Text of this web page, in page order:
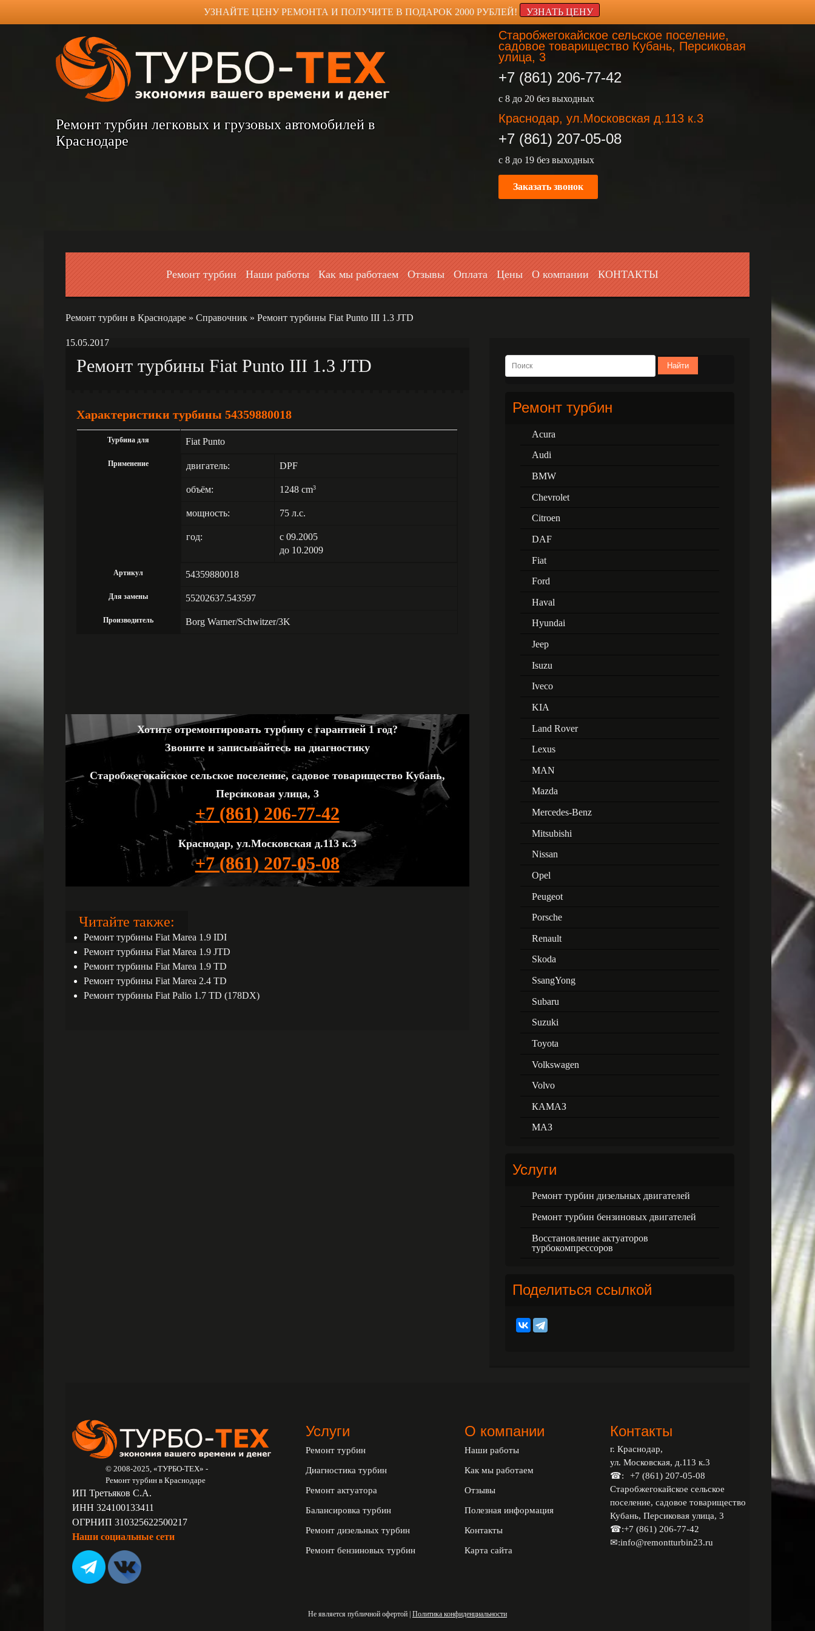
УЗНАЙТЕ ЦЕНУ РЕМОНТА И ПОЛУЧИТЕ В ПОДАРОК 2000 РУБЛЕЙ! УЗНАТЬ ЦЕНУ
Ремонт турбин легковых и грузовых автомобилей в
Краснодаре
Старобжегокайское сельское поселение,
садовое товарищество Кубань, Персиковая
улица, 3
+7 (861) 206-77-42
с 8 до 20 без выходных
Краснодар, ул.Московская д.113 к.3
+7 (861) 207-05-08
с 8 до 19 без выходных
Заказать звонок
Ремонт турбин Наши работы Как мы работаем Отзывы Оплата Цены О компании КОНТАКТЫ
Ремонт турбин в Краснодаре » Справочник » Ремонт турбины Fiat Puntо III 1.3 JTD
15.05.2017
Ремонт турбины Fiat Puntо III 1.3 JTD
Характеристики турбины 54359880018
Турбина для Fiat Puntо
Применение двигатель: DPF
объём: 1248 cm3
мощность: 75 л.с.
год:
с 09.2005
до 10.2009
Артикул 54359880018
Для замены 55202637.543597
Производитель Borg Warner/Schwitzer/3K
Хотите отремонтировать турбину с гарантией 1 год?
Звоните и записывайтесь на диагностику
Старобжегокайское сельское поселение, садовое товарищество Кубань,
Персиковая улица, 3
+7 (861) 206-77-42
Краснодар, ул.Московская д.113 к.3
+7 (861) 207-05-08
Читайте также:
Ремонт турбины Fiat Marea 1.9 IDI
Ремонт турбины Fiat Marea 1.9 JTD
Ремонт турбины Fiat Marea 1.9 TD
Ремонт турбины Fiat Marea 2.4 TD
Ремонт турбины Fiat Palio 1.7 TD (178DX)
Найти
Ремонт турбин
Acura
Audi
BMW
Chevrolet
Citroen
DAF
Fiat
Ford
Haval
Hyundai
Jeep
Isuzu
Iveco
KIA
Land Rover
Lexus
MAN
Mazda
Mercedes-Benz
Mitsubishi
Nissan
Opel
Peugeot
Porsche
Renault
Skoda
SsangYong
Subaru
Suzuki
Toyota
Volkswagen
Volvo
КАМАЗ
МАЗ
Услуги
Ремонт турбин дизельных двигателей
Ремонт турбин бензиновых двигателей
Восстановление актуаторов
турбокомпрессоров
Поделиться ссылкой
© 2008-2025, «ТУРБО-ТЕХ» -
Ремонт турбин в Краснодаре
ИП Третьяков С.А.
ИНН 324100133411
ОГРНИП 310325622500217
Наши социальные сети
Услуги
Ремонт турбин
Диагностика турбин
Ремонт актуатора
Балансировка турбин
Ремонт дизельных турбин
Ремонт бензиновых турбин
О компании
Наши работы
Как мы работаем
Отзывы
Полезная информация
Контакты
Карта сайта
Контакты
г. Краснодар,
ул. Московская, д.113 к.3
☎:
+7 (861) 207-05-08
Старобжегокайское сельское
поселение, садовое товарищество
Кубань, Персиковая улица, 3
☎:+7 (861) 206-77-42
✉:info@remontturbin23.ru
Не является публичной офертой | Политика конфиденциальности